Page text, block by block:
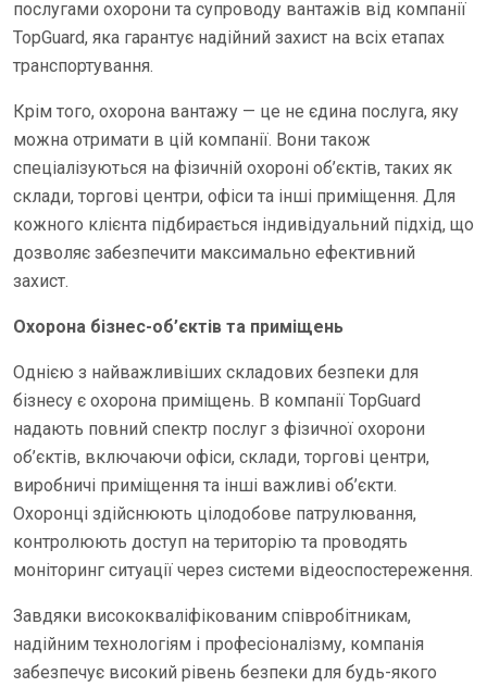
послугами охорони та супроводу вантажів від компанії
TopGuard, яка гарантує надійний захист на всіх етапах
транспортування.
Крім того, охорона вантажу — це не єдина послуга, яку
можна отримати в цій компанії. Вони також
спеціалізуються на фізичній охороні об’єктів, таких як
склади, торгові центри, офіси та інші приміщення. Для
кожного клієнта підбирається індивідуальний підхід, що
дозволяє забезпечити максимально ефективний
захист.
Охорона бізнес-об’єктів та приміщень
Однією з найважливіших складових безпеки для
бізнесу є охорона приміщень. В компанії TopGuard
надають повний спектр послуг з фізичної охорони
об’єктів, включаючи офіси, склади, торгові центри,
виробничі приміщення та інші важливі об’єкти.
Охоронці здійснюють цілодобове патрулювання,
контролюють доступ на територію та проводять
моніторинг ситуації через системи відеоспостереження.
Завдяки висококваліфікованим співробітникам,
надійним технологіям і професіоналізму, компанія
забезпечує високий рівень безпеки для будь-якого